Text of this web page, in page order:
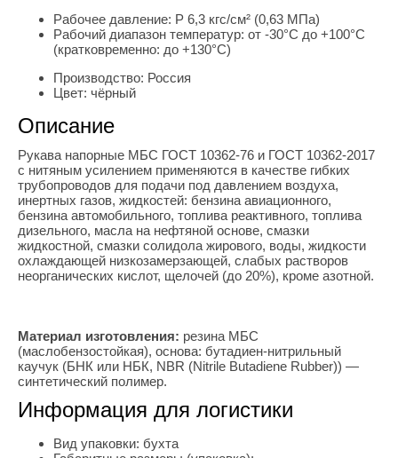
Рабочее давление: Р 6,3 кгс/см² (0,63 МПа)
Рабочий диапазон температур: от -30°С до +100°С
(кратковременно: до +130°С)
Производство: Россия
Цвет: чёрный
Описание
Рукава напорные МБС ГОСТ 10362-76 и ГОСТ 10362-2017
с нитяным усилением применяются в качестве гибких
трубопроводов для подачи под давлением воздуха,
инертных газов, жидкостей: бензина авиационного,
бензина автомобильного, топлива реактивного, топлива
дизельного, масла на нефтяной основе, смазки
жидкостной, смазки солидола жирового, воды, жидкости
охлаждающей низкозамерзающей, слабых растворов
неорганических кислот, щелочей (до 20%), кроме азотной.
Материал изготовления: резина МБС
(маслобензостойкая), основа: бутадиен-нитрильный
каучук (БНК или НБК, NBR (Nitrile Butadiene Rubber)) —
синтетический полимер.
Информация для логистики
Вид упаковки: бухта